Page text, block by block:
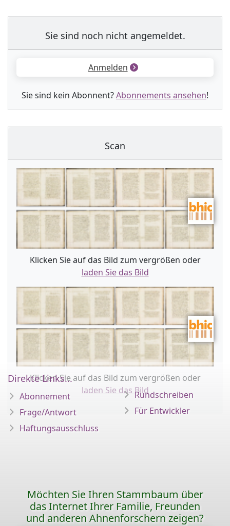
Sie sind noch nicht angemeldet.
Anmelden
Sie sind kein Abonnent?Abonnements ansehen!
Scan
Klicken Sie auf das Bild zum vergrößen oder
laden Sie das Bild
Klicken Sie auf das Bild zum vergrößen oder
laden Sie das Bild
Direkte Links...
Abonnement
Frage/Antwort
Haftungsausschluss
Rundschreiben
Für Entwickler
Möchten Sie Ihren Stammbaum über
das Internet Ihrer Familie, Freunden
und anderen Ahnenforschern zeigen?